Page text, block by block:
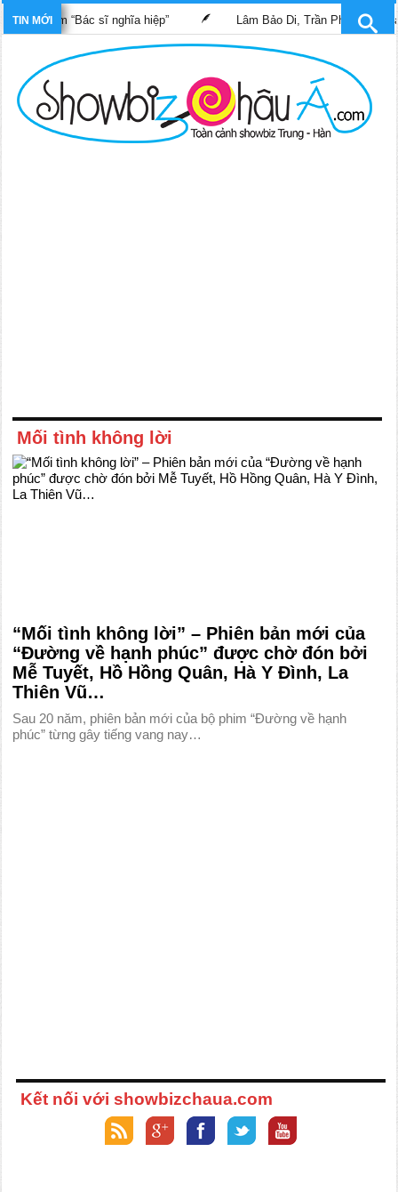
TIN MỚI
phim “Bác sĩ nghĩa hiệp” Lâm Bảo Di, Trần Pháp Dung tái
Mối tình không lời
“Mối tình không lời” – Phiên bản mới của
“Đường về hạnh phúc” được chờ đón bởi
Mễ Tuyết, Hồ Hồng Quân, Hà Y Đình, La
Thiên Vũ…
Sau 20 năm, phiên bản mới của bộ phim “Đường về hạnh
phúc” từng gây tiếng vang nay…
Kết nối với showbizchaua.com